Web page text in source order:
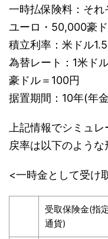
一時払保険料：そ
ユーロ・50,000豪
積立利率：米ドル
為替レート：1米ド
豪ドル＝100円
据置期間：10年(年
上記情報でシミュ
戻率は以下のような
<一時金として受け
受取保険金(指
通貨)